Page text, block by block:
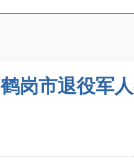
鹤岗市退役军